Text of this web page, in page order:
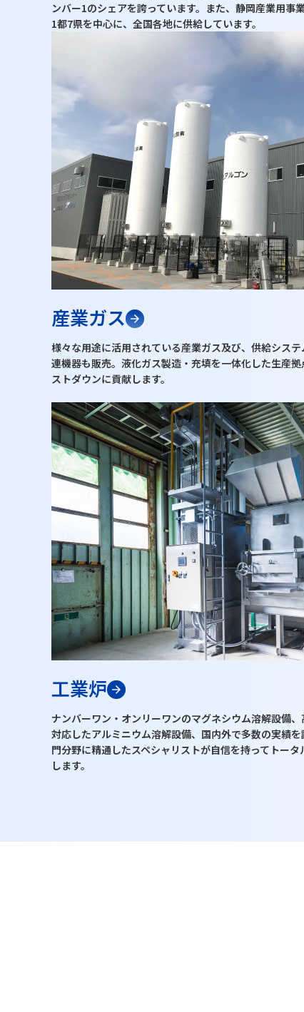
ンバー1のシェアを誇っています。また、静岡産業用事
1都7県を中心に、全国各地に供給しています。
産業ガス
様々な用途に活用されている産業ガス及び、供給シス
連機器も販売。液化ガス製造・充填を一体化した生産
ストダウンに貢献します。
工業炉
ナンバーワン・オンリーワンのマグネシウム溶解設備
対応したアルミニウム溶解設備、国内外で多数の実績
門分野に精通したスペシャリストが自信を持ってトー
します。